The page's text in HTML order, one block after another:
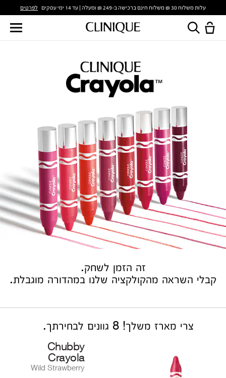
עלות משלוח 30 ₪ משלוח חינם ברכישה ב-249 ₪ ומעלה | עד 14 ימי עסקים לפרטים
זה הזמן לשחק.
קבלי השראה מהקולקציה שלנו במהדורה מוגבלת.
צרי מארז משלך! 8 גוונים לבחירתך.
Chubby
Crayola
Wild Strawberry